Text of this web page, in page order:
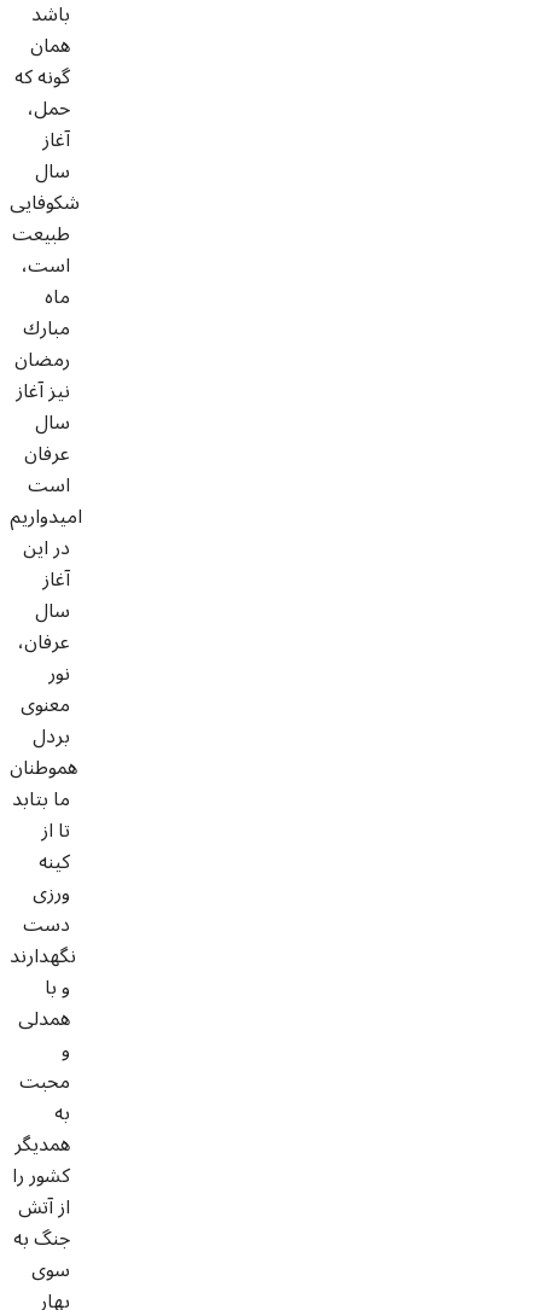
باشد
همان
گونه كه
حمل،
آغاز
سال
شكوفايى
طبيعت
است،
ماه
مبارك
رمضان
نيز آغاز
سال
عرفان
است
امیدواریم
در این
آغاز
سال
عرفان،
نور
معنوی
بردل
هموطنان
ما بتابد
تا از
کینه
ورزی
دست
نگهدارند
و با
همدلی
و
محبت
به
همدیگر
کشور را
از آتش
جنگ به
سوی
بهار